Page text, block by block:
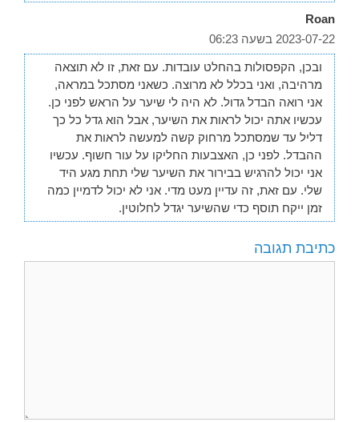
Roan
2023-07-22 בשעה 06:23
ובכן, הקפסולות בהחלט עובדות. עם זאת, זו לא תוצאה
מרהיבה, ואני בכלל לא מרוצה. כשאני מסתכל במראה,
אני רואה הבדל גדול. לא היה לי שיער על הראש לפני כן.
עכשיו אתה יכול לראות את השיער, אבל הוא גדל כל כך
דליל עד שמסתכל מרחוק קשה למעשה לראות את
ההבדל. לפני כן, האצבעות החליקו על עור חשוף. עכשיו
אני יכול להרגיש בבירור את השיער שלי תחת מגע היד
שלי. עם זאת, זה עדיין מעט מדי. אני לא יכול לדמיין כמה
זמן ייקח תוסף כדי שהשיער יגדל לחלוטין.
כתיבת תגובה